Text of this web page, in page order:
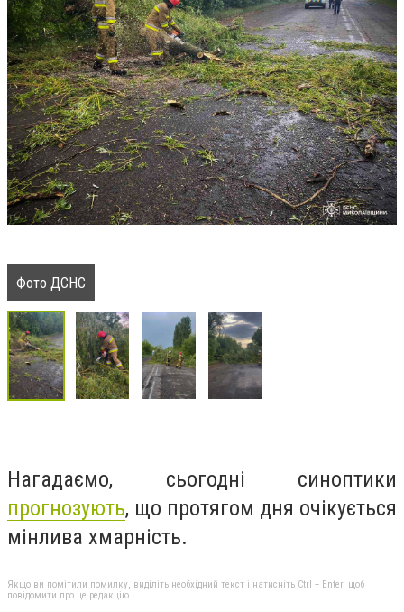
Фото ДСНС
Нагадаємо, сьогодні синоптики
прогнозують, що протягом дня очікується
мінлива хмарність.
Якщо ви помітили помилку, виділіть необхідний текст і натисніть Ctrl + Enter, щоб
повідомити про це редакцію